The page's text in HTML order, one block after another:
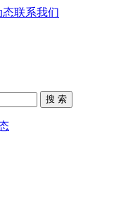
态联系我们